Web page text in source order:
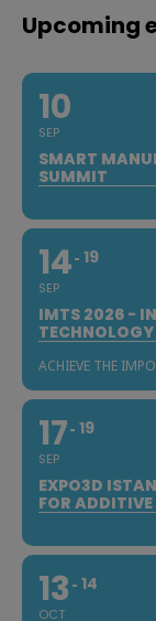
Upcoming
10
SEP
SMART
SUMMIT
14
SEP
19
IMTS 2026 -
ACHIEVE THE
17
SEP
19
EXPO3D
FOR
13
OCT
14